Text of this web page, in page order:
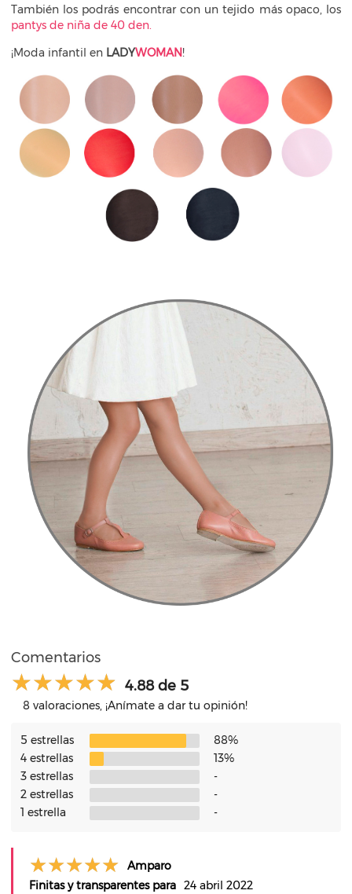
También los podrás encontrar con un tejido más opaco, los
pantys de niña de 40 den.
¡Moda infantil en LADYWOMAN!​​​​​​
Comentarios
4.88 de 5
8 valoraciones, ¡Anímate a dar tu opinión!
5 estrellas
88%
4 estrellas
13%
3 estrellas
-
2 estrellas
-
1 estrella
-
Amparo
Finitas y transparentes para 24 abril 2022